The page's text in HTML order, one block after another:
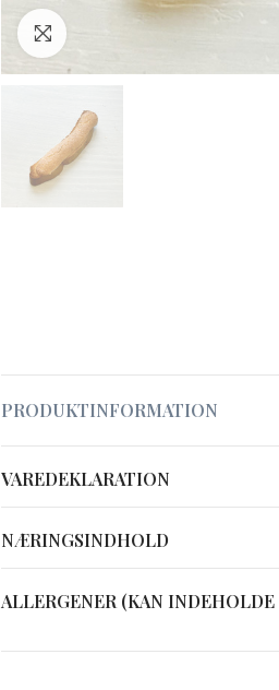
PRODUKTINFORMATION
VAREDEKLARATION
NÆRINGSINDHOLD
ALLERGENER (KAN INDEHOLDE